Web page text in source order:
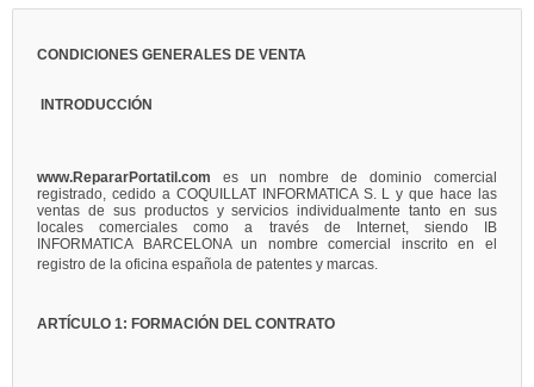
CONDICIONES GENERALES DE VENTA
INTRODUCCIÓN
www.RepararPortatil.com es un nombre de dominio comercial
registrado, cedido a COQUILLAT INFORMATICA S. L y que hace las
ventas de sus productos y servicios individualmente tanto en sus
locales comerciales como a través de Internet, siendo IB
INFORMATICA BARCELONA un nombre comercial inscrito en el
registro de la oficina española de patentes y marcas.
ARTÍCULO 1: FORMACIÓN DEL CONTRATO